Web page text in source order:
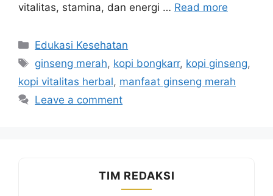
vitalitas, stamina, dan energi … Read more
Categories
Edukasi Kesehatan
Tags
ginseng merah, kopi bongkarr, kopi ginseng,
kopi vitalitas herbal, manfaat ginseng merah
Leave a comment
TIM REDAKSI